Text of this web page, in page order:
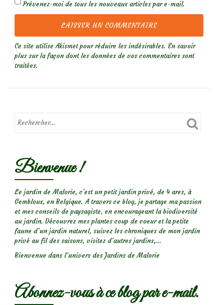
Prévenez-moi de tous les nouveaux articles par e-mail.
Ce site utilise Akismet pour réduire les indésirables. En savoir
plus sur la façon dont les données de vos commentaires sont
traitées.
Bienvenue !
Le jardin de Malorie, c'est un petit jardin privé, de 4 ares, à
Gembloux, en Belgique. A travers ce blog, je partage ma passion
et mes conseils de paysagiste, en encourageant la biodiversité
au jardin. Découvrez mes plantes coup de coeur et la petite
faune d’un jardin naturel, suivez les chroniques de mon jardin
privé au fil des saisons, visitez d’autres jardins,...
Bienvenue dans l’univers des Jardins de Malorie
Abonnez-vous à ce blog par e-mail.